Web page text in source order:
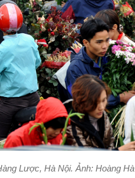
Lược, Hà Nội. Ảnh: Hoàng Hà